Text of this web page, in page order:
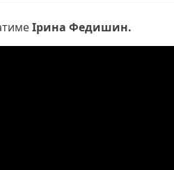
Ірина Федишин.